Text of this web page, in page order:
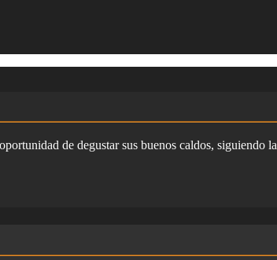
de degustar sus buenos caldos, siguiendo